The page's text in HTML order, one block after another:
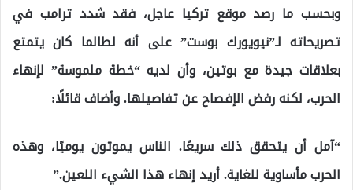
وبحسب ما رصد موقع تركيا عاجل، فقد شدد ترامب في
تصريحاته لـ”نيويورك بوست” على أنه لطالما كان يتمتع
بعلاقات جيدة مع بوتين، وأن لديه “خطة ملموسة” لإنهاء
الحرب، لكنه رفض الإفصاح عن تفاصيلها. وأضاف قائلًا:
“آمل أن يتحقق ذلك سريعًا. الناس يموتون يوميًا، وهذه
الحرب مأساوية للغاية. أريد إنهاء هذا الشيء اللعين.”